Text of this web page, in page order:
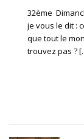
32ème
je vous le dit :
que tout le
trouvez pas ?